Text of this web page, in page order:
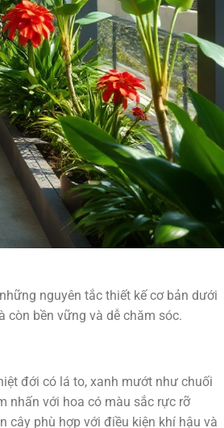
nguyên tắc thiết kế cơ bản dưới
còn bền vững và dễ chăm sóc.
đới có lá to, xanh mướt như chuối
nhấn với hoa có màu sắc rực rỡ
cây phù hợp với điều kiện khí hậu và